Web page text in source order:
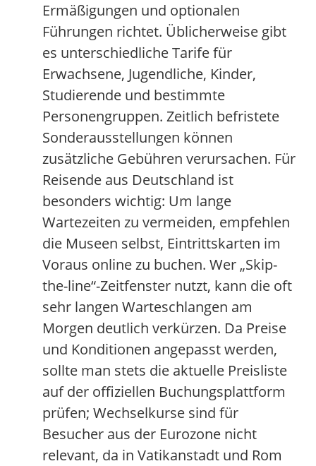
Ermäßigungen und optionalen
Führungen richtet. Üblicherweise gibt
es unterschiedliche Tarife für
Erwachsene, Jugendliche, Kinder,
Studierende und bestimmte
Personengruppen. Zeitlich befristete
Sonderausstellungen können
zusätzliche Gebühren verursachen. Für
Reisende aus Deutschland ist
besonders wichtig: Um lange
Wartezeiten zu vermeiden, empfehlen
die Museen selbst, Eintrittskarten im
Voraus online zu buchen. Wer „Skip-
the-line“-Zeitfenster nutzt, kann die oft
sehr langen Warteschlangen am
Morgen deutlich verkürzen. Da Preise
und Konditionen angepasst werden,
sollte man stets die aktuelle Preisliste
auf der offiziellen Buchungsplattform
prüfen; Wechselkurse sind für
Besucher aus der Eurozone nicht
relevant, da in Vatikanstadt und Rom